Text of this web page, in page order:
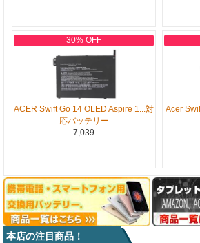
30% OFF
ACER Swift Go 14 OLED Aspire 1...対
応バッテリー
7,039
Acer
本店の注目商品！